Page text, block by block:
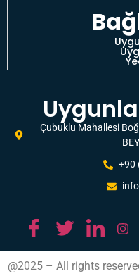
Çubuklu Mahallesi
+90
@2025 – All rights